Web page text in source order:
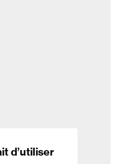
d’utiliser